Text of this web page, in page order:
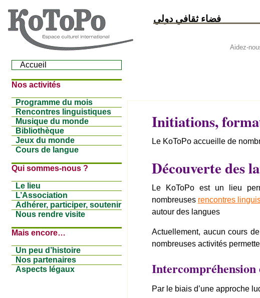
فضاء ثقافي دولي
Aidez-
Accueil
Nos activités
Programme du mois
Rencontres linguistiques
Musique du monde
Bibliothèque
Jeux du monde
Cours de langue
Qui sommes-nous ?
Le lieu
L’Association
Adhérer, participer, soutenir
Nous rendre visite
Mais encore…
Un peu d’histoire
Nos partenaires
Aspects légaux
Initiations,
Le KoToPo accueille de
Découverte des
Le KoToPo est un lieu
nombreuses rencontres
autour des langues
Actuellement, aucun cours
nombreuses activités
Intercompréhension
Par le biais d’une approche